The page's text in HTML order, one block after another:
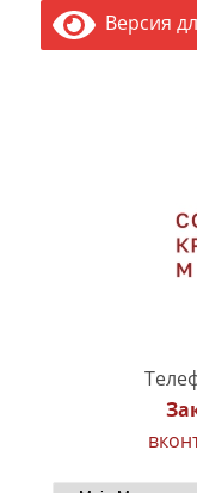
Версия